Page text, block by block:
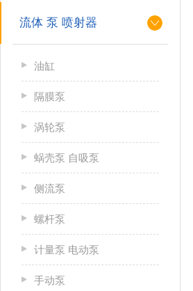
流体 泵 喷射器
油缸
隔膜泵
涡轮泵
蜗壳泵 自吸泵
侧流泵
螺杆泵
计量泵 电动泵
手动泵